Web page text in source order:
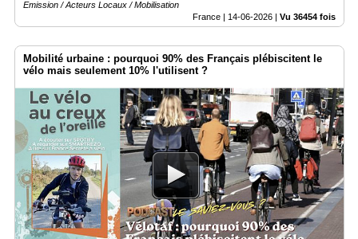
Emission / Acteurs Locaux / Mobilisation
France | 14-06-2026 Vu 36454 fois
Mobilité urbaine : pourquoi 90% des Français plébiscitent le
vélo mais seulement 10% l'utilisent ?